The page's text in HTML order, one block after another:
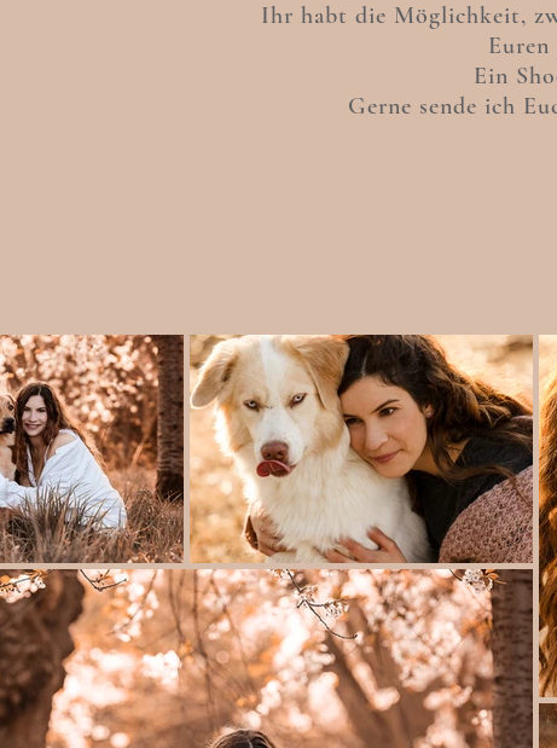
Ihr habt die Möglichkeit,
Ein
Gerne sende ich